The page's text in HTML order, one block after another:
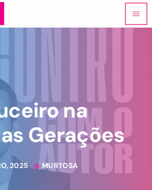
menu
na
Gerações
2025 my_location MURTOSA